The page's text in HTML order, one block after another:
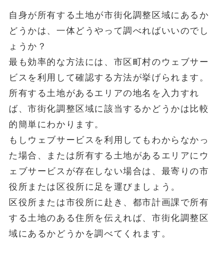
自身が所有する土地が市街化調整区域にあるか
どうかは、一体どうやって調べればいいのでし
ょうか？
最も効率的な方法には、市区町村のウェブサー
ビスを利用して確認する方法が挙げられます。
所有する土地があるエリアの地名を入力すれ
ば、市街化調整区域に該当するかどうかは比較
的簡単にわかります。
もしウェブサービスを利用してもわからなかっ
た場合、または所有する土地があるエリアにウ
ェブサービスが存在しない場合は、最寄りの市
役所または区役所に足を運びましょう。
区役所または市役所に赴き、都市計画課で所有
する土地のある住所を伝えれば、市街化調整区
域にあるかどうかを調べてくれます。